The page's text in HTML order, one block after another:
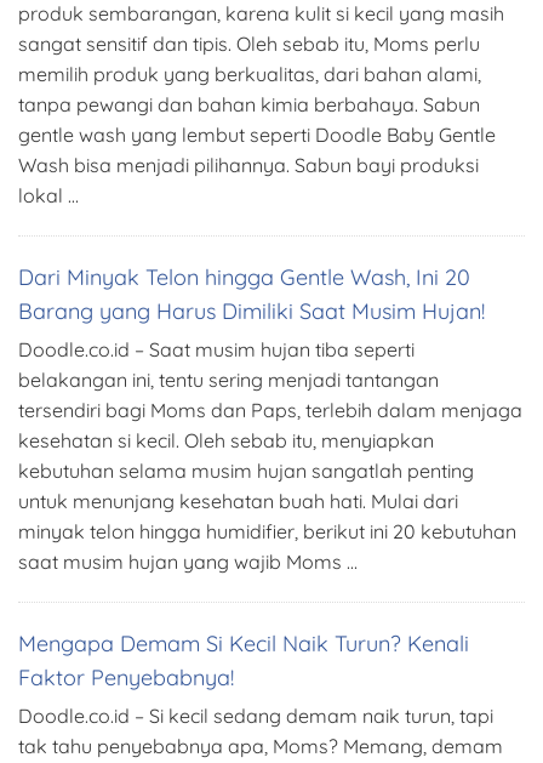
produk sembarangan, karena kulit si kecil yang masih
sangat sensitif dan tipis. Oleh sebab itu, Moms perlu
memilih produk yang berkualitas, dari bahan alami,
tanpa pewangi dan bahan kimia berbahaya. Sabun
gentle wash yang lembut seperti Doodle Baby Gentle
Wash bisa menjadi pilihannya. Sabun bayi produksi
lokal …
Dari Minyak Telon hingga Gentle Wash, Ini 20
Barang yang Harus Dimiliki Saat Musim Hujan!
Doodle.co.id – Saat musim hujan tiba seperti
belakangan ini, tentu sering menjadi tantangan
tersendiri bagi Moms dan Paps, terlebih dalam menjaga
kesehatan si kecil. Oleh sebab itu, menyiapkan
kebutuhan selama musim hujan sangatlah penting
untuk menunjang kesehatan buah hati. Mulai dari
minyak telon hingga humidifier, berikut ini 20 kebutuhan
saat musim hujan yang wajib Moms …
Mengapa Demam Si Kecil Naik Turun? Kenali
Faktor Penyebabnya!
Doodle.co.id – Si kecil sedang demam naik turun, tapi
tak tahu penyebabnya apa, Moms? Memang, demam